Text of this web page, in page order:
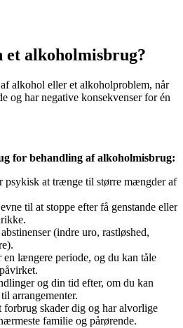
alkoholmisbrug?
alkohol eller et alkoholproblem, når
og har negative konsekvenser for én
for behandling af alkoholmisbrug:
psykisk at trænge til større mængder af
til at stoppe efter få genstande eller
(indre uro, rastløshed,
længere periode, og du kan tåle
og din tid efter, om du kan
arrangementer.
skader dig og har alvorlige
familie og pårørende.